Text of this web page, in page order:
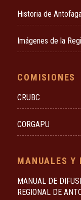
Historia de
Imágenes de la
COMISIONES
CRUBC
CORGAPU
MANUALES Y
MANUAL DE
REGIONAL DE